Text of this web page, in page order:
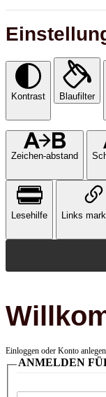
Kontrast Blaufilter
Zeichen-abstand
Lesehilfe Links
Einloggen oder Konto
ANMELDEN